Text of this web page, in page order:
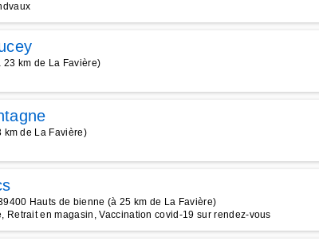
km de La Favière)
km de La Favière)
Hauts de bienne (à 25 km de La Favière)
Retrait en magasin, Vaccination covid-19 sur rendez-vous